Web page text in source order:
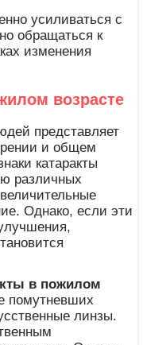
усиливаться с
обращаться к
изменения
возрасте
представляет
и общем
катаракты
различных
Однако, если эти
в пожилом
помутневших
линзы.